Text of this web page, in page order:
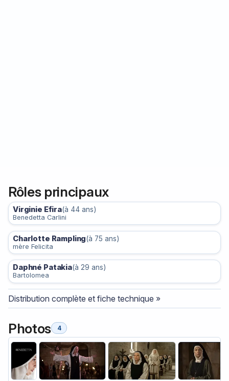
Rôles principaux
Virginie Efira(à 44 ans)
Benedetta Carlini
Charlotte Rampling(à 75 ans)
mère Felicita
Daphné Patakia(à 29 ans)
Bartolomea
Distribution complète et fiche technique »
Photos 4